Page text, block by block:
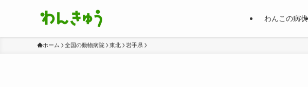
わんこの病状
ホーム 全国の動物病院 東北 岩手県